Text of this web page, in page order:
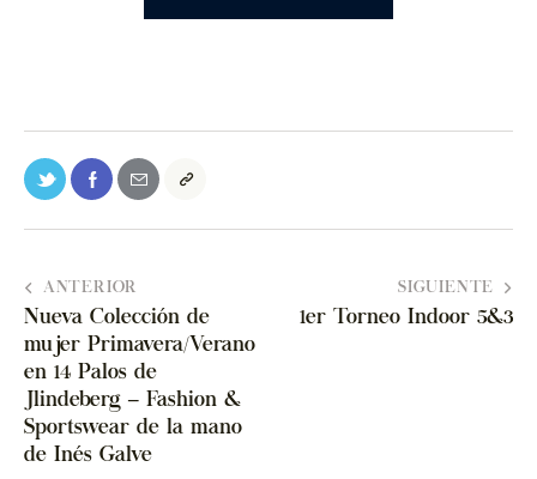
ANTERIOR
Nueva Colección de
mujer Primavera/Verano
en 14 Palos de
Jlindeberg – Fashion &
Sportswear de la mano
de Inés Galve
SIGUIENTE
1er Torneo Indoor 5&3